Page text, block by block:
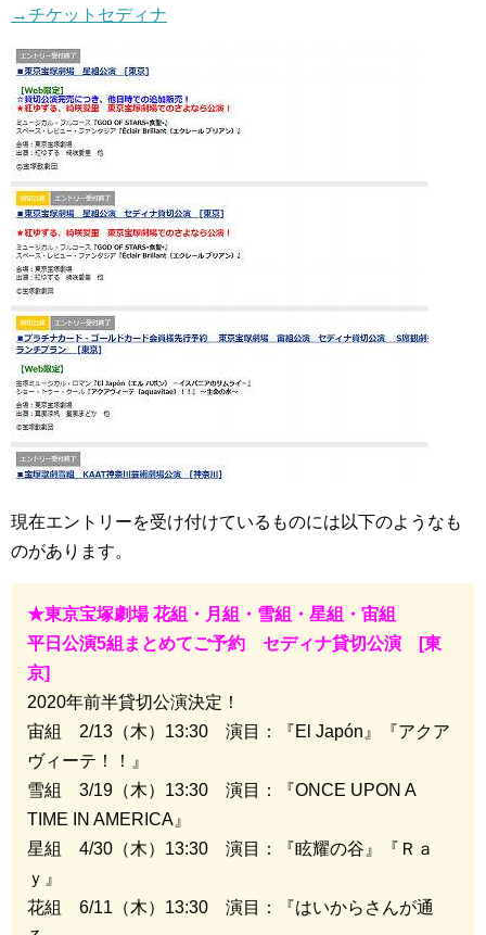
→チケットセディナ
現在エントリーを受け付けているものには以下のようなも
のがあります。
★東京宝塚劇場 花組・月組・雪組・星組・宙組
平日公演5組まとめてご予約 セディナ貸切公演 [東
京]
2020年前半貸切公演決定！
宙組 2/13（木）13:30 演目：『El Japón』『アクア
ヴィーテ！！』
雪組 3/19（木）13:30 演目：『ONCE UPON A
TIME IN AMERICA』
星組 4/30（木）13:30 演目：『眩耀の谷』『Ｒａ
ｙ』
花組 6/11（木）13:30 演目：『はいからさんが通